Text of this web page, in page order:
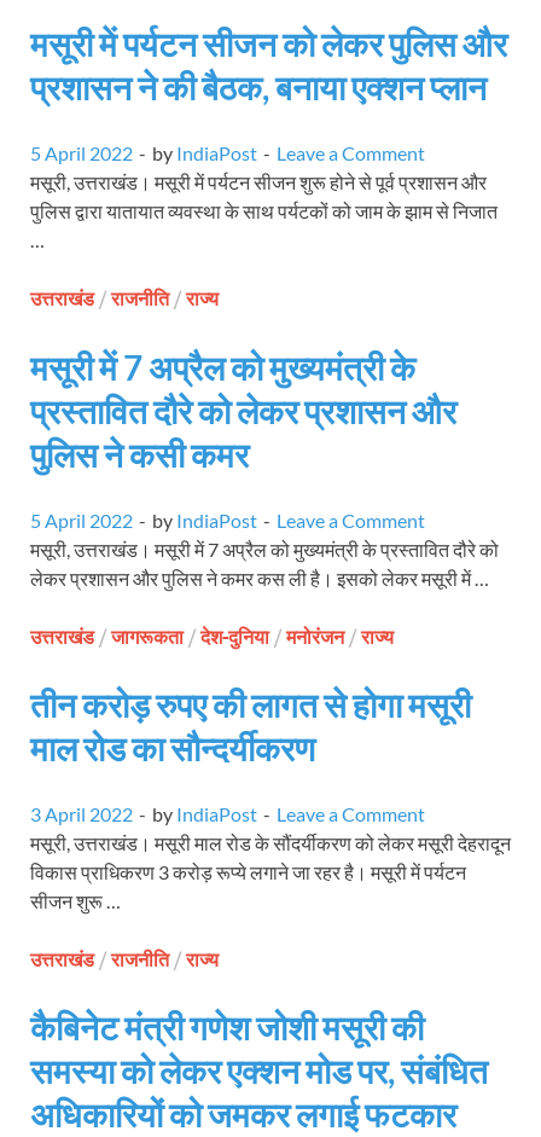
मसूरी में पर्यटन सीजन को लेकर पुलिस और
प्रशासन ने की बैठक, बनाया एक्शन प्लान
5 April 2022 - by IndiaPost - Leave a Comment
मसूरी, उत्तराखंड। मसूरी में पर्यटन सीजन शुरू होने से पूर्व प्रशासन और
पुलिस द्वारा यातायात व्यवस्था के साथ पर्यटकों को जाम के झाम से निजात
…
उत्तराखंड/राजनीति/राज्य
मसूरी में 7 अप्रैल को मुख्यमंत्री के
प्रस्तावित दौरे को लेकर प्रशासन और
पुलिस ने कसी कमर
5 April 2022 - by IndiaPost - Leave a Comment
मसूरी, उत्तराखंड। मसूरी में 7 अप्रैल को मुख्यमंत्री के प्रस्तावित दौरे को
लेकर प्रशासन और पुलिस ने कमर कस ली है। इसको लेकर मसूरी में …
उत्तराखंड/जागरूकता/देश-दुनिया/मनोरंजन/राज्य
तीन करोड़ रुपए की लागत से होगा मसूरी
माल रोड का सौन्दर्यीकरण
3 April 2022 - by IndiaPost - Leave a Comment
मसूरी, उत्तराखंड। मसूरी माल रोड के सौंदर्यीकरण को लेकर मसूरी देहरादून
विकास प्राधिकरण 3 करोड़ रूप्ये लगाने जा रहर है। मसूरी में पर्यटन
सीजन शुरू …
उत्तराखंड/राजनीति/राज्य
कैबिनेट मंत्री गणेश जोशी मसूरी की
समस्या को लेकर एक्शन मोड पर, संबंधित
अधिकारियों को जमकर लगाई फटकार